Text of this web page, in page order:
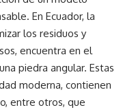
En Ecuador, la
los residuos y
encuentra en el
piedra angular. Estas
moderna, contienen
entre otros, que